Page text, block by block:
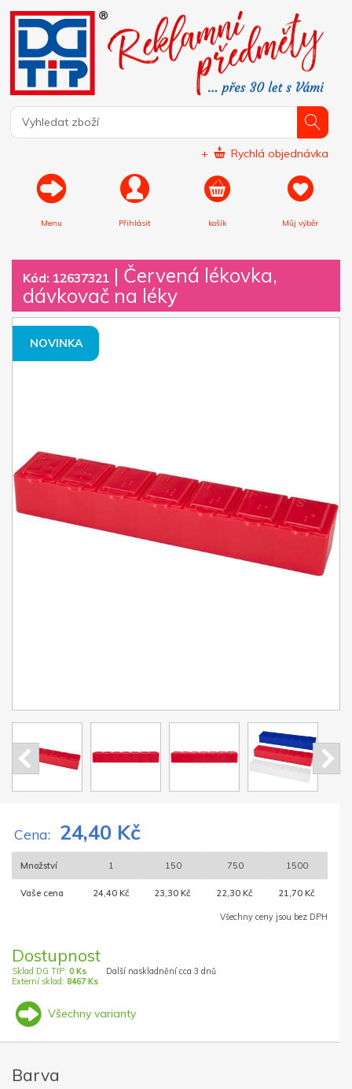
+ Rychlá objednávka
Menu Přihlásit košík Můj výběr
Kód: 12637321 | Červená lékovka,
dávkovač na léky
NOVINKA
Cena: 24,40 Kč
Množství 1 150 750 1500
Vaše cena 24,40 Kč 23,30 Kč 22,30 Kč 21,70 Kč
Všechny ceny jsou bez DPH
Dostupnost
Sklad DG TIP: 0 Ks
Externí sklad: 8467 Ks
Další naskladnění cca 3 dnů
Všechny varianty
Barva